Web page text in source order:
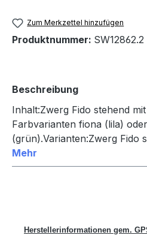
Zum Merkzettel hinzufügen
Produktnummer: SW12862.2
Beschreibung
Inhalt:Zwerg Fido stehend
Farbvarianten fiona (lila)
(grün).Varianten:Zwerg Fido
Mehr
Herstellerinformationen gem.